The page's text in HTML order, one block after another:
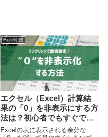
Excel小技
エクセル（Excel）計算結
果の「0」を非表示にする方
法は？初心者でもすぐでき
る！
​Excelの表に表示される余分な